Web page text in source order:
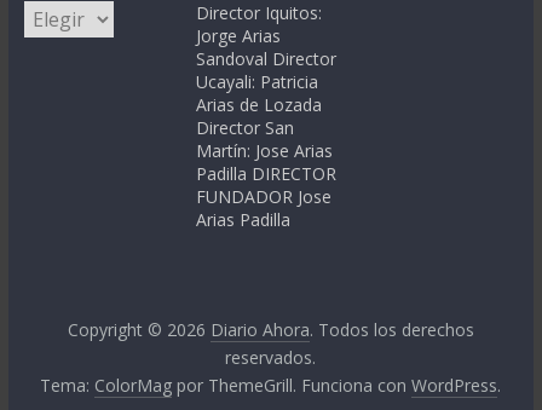
Categorías
Director Iquitos:
Jorge Arias
Sandoval Director
Ucayali: Patricia
Arias de Lozada
Director San
Martín: Jose Arias
Padilla DIRECTOR
FUNDADOR Jose
Arias Padilla
Copyright © 2026 Diario Ahora. Todos los derechos
reservados.
Tema: ColorMag por ThemeGrill. Funciona conWordPress.